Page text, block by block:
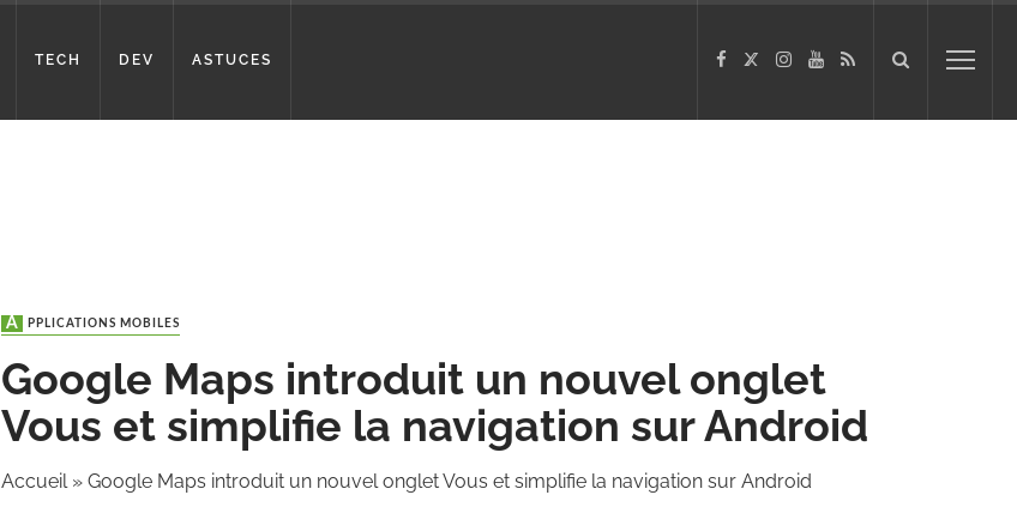
TECH DEV ASTUCES
APPLICATIONS MOBILES
Google Maps introduit un nouvel onglet
Vous et simplifie la navigation sur Android
Accueil» Google Maps introduit un nouvel onglet Vous et simplifie la navigation sur Android